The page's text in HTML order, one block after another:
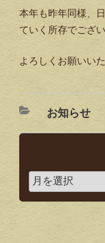
本年も昨年同様、
ていく所存でござい
よろしくお願いいた
お知らせ